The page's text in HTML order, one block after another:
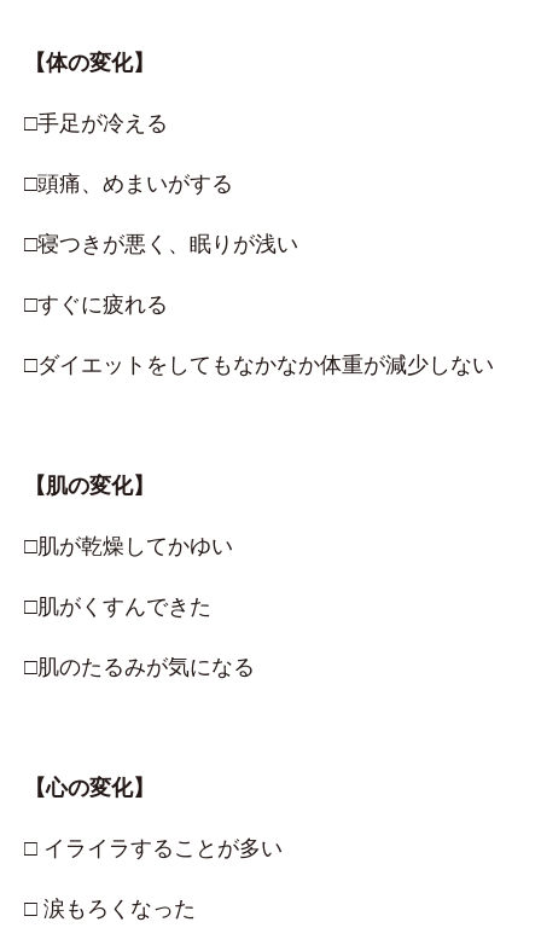
【体の変化】
□手足が冷える
□頭痛、めまいがする
□寝つきが悪く、眠りが浅い
□すぐに疲れる
□ダイエットをしてもなかなか体重が減少しない
【肌の変化】
□肌が乾燥してかゆい
□肌がくすんできた
□肌のたるみが気になる
【心の変化】
□ イライラすることが多い
□ 涙もろくなった